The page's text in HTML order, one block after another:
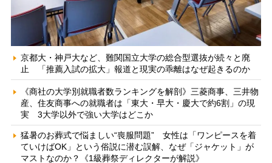
京都大・神戸大など、難関国立大学の総合型選抜が続々と廃
止 「推薦入試の拡大」報道と現実の乖離はなぜ起きるのか
《商社の大学別就職者数ランキングを解剖》三菱商事、三井物
産、住友商事への就職者は「東大・早大・慶大で約6割」の現
実 3大学以外で強い大学はどこか
猛暑のお葬式で悩ましい“喪服問題” 女性は「ワンピースを着
ていけばOK」という俗説に潜む誤解、なぜ「ジャケット」が
マストなのか？《1級葬祭ディレクターが解説》